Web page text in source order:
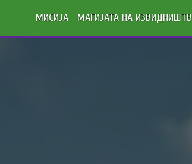
МИСИЈА МАГИЈАТА НА